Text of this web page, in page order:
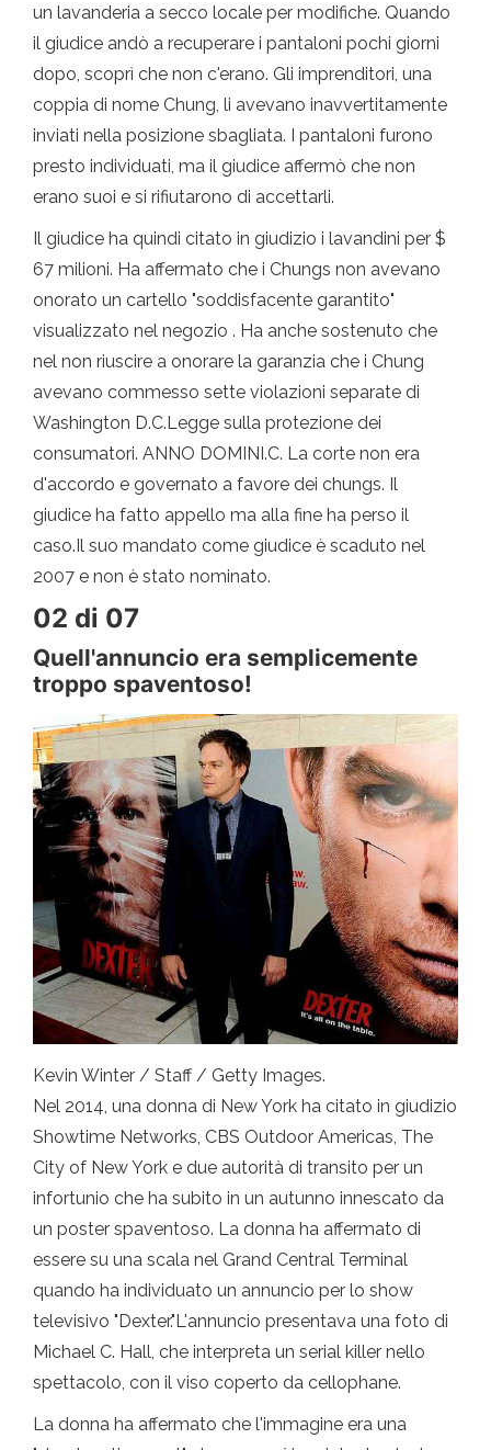
un lavanderia a secco locale per modifiche. Quando
il giudice andò a recuperare i pantaloni pochi giorni
dopo, scoprì che non c'erano. Gli imprenditori, una
coppia di nome Chung, li avevano inavvertitamente
inviati nella posizione sbagliata. I pantaloni furono
presto individuati, ma il giudice affermò che non
erano suoi e si rifiutarono di accettarli.
Il giudice ha quindi citato in giudizio i lavandini per $
67 milioni. Ha affermato che i Chungs non avevano
onorato un cartello "soddisfacente garantito"
visualizzato nel negozio . Ha anche sostenuto che
nel non riuscire a onorare la garanzia che i Chung
avevano commesso sette violazioni separate di
Washington D.C.Legge sulla protezione dei
consumatori. ANNO DOMINI.C. La corte non era
d'accordo e governato a favore dei chungs. Il
giudice ha fatto appello ma alla fine ha perso il
caso.Il suo mandato come giudice è scaduto nel
2007 e non è stato nominato.
02 di 07
Quell'annuncio era semplicemente
troppo spaventoso!
Kevin Winter / Staff / Getty Images.
Nel 2014, una donna di New York ha citato in giudizio
Showtime Networks, CBS Outdoor Americas, The
City of New York e due autorità di transito per un
infortunio che ha subito in un autunno innescato da
un poster spaventoso. La donna ha affermato di
essere su una scala nel Grand Central Terminal
quando ha individuato un annuncio per lo show
televisivo "Dexter."L'annuncio presentava una foto di
Michael C. Hall, che interpreta un serial killer nello
spettacolo, con il viso coperto da cellophane.
La donna ha affermato che l'immagine era una